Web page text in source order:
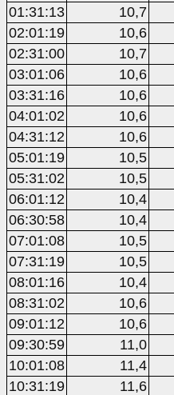
01:31:13
10,7
02:01:19
10,6
02:31:00
10,7
03:01:06
10,6
03:31:16
10,6
04:01:02
10,6
04:31:12
10,6
05:01:19
10,5
05:31:02
10,5
06:01:12
10,4
06:30:58
10,4
07:01:08
10,5
07:31:19
10,5
08:01:16
10,4
08:31:02
10,6
09:01:12
10,6
09:30:59
11,0
10:01:08
11,4
10:31:19
11,6